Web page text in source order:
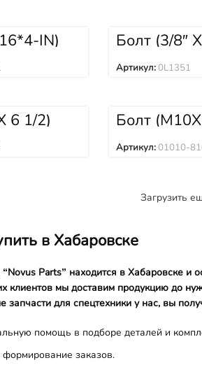
IN) Болт (3/8″
0L1351
Артикул:0L1351
6 1/2) Болт
01010-81020
Артикул:01010-
Загрузить
в Хабаровске
Parts” находится в Хабаровске и
клиентов мы доставим продукцию до
запчасти для спецтехники у нас, вы
помощь в подборе деталей и
заказов.